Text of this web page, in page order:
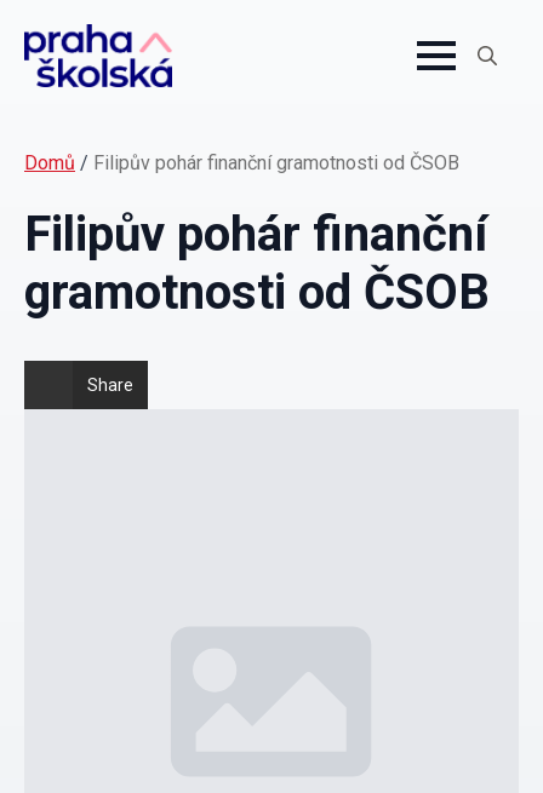
Domů / Filipův pohár finanční gramotnosti od ČSOB
Filipův pohár finanční
gramotnosti od ČSOB
Share